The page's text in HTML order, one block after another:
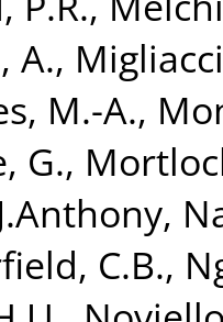
A.,
M.-A.,
G.,
,
C.B.,